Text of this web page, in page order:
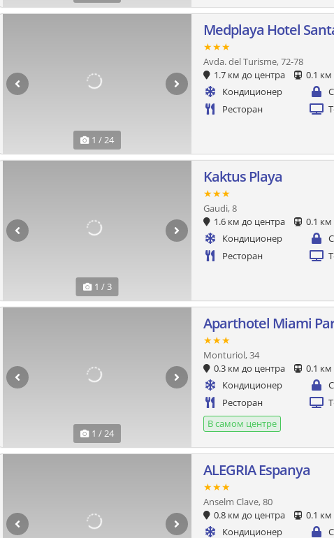
1 / 24
Medplaya Hotel
★★★
Avda. del Turisme, 72-78
1.7 км до центра
0.1 км
Кондиционер
Ресторан
1 / 3
Kaktus Playa
★★★
Gaudi, 8
1.6 км до центра
0.1 км
Кондиционер
Ресторан
1 / 24
Aparthotel Miami
★★★
Monturiol, 34
0.3 км до центра
0.1 км
Кондиционер
Ресторан
В самом центре
ALEGRIA Espanya
★★★
Anselm Clave, 80
0.8 км до центра
0.1 км
Кондиционер